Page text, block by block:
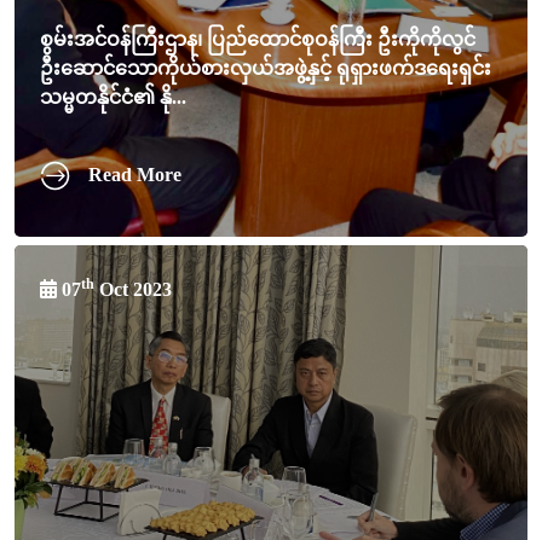
စွမ်းအင်ဝန်ကြီးဌာန၊ ပြည်ထောင်စုဝန်ကြီး ဦးကိုကိုလွင်
ဦးဆောင်သောကိုယ်စားလှယ်အဖွဲ့နှင့် ရုရှားဖက်ဒရေးရှင်း
သမ္မတနိုင်ငံ၏ နို...
Read More
07thOct 2023